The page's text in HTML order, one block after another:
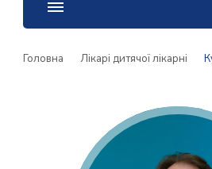
Головна Лікарі дитячої лікарні